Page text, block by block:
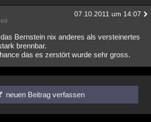
07.10.2011 um 14:07
Bernstein nix anderes als versteinertes
brennbar.
das es zerstört wurde sehr gross.
neuen Beitrag verfassen